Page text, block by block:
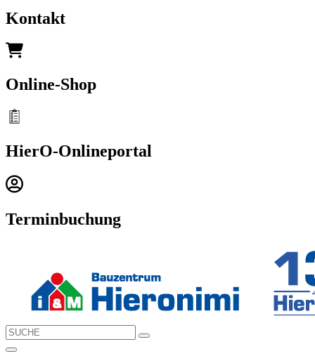
Kontakt
Online-Shop
HierO-Onlineportal
Terminbuchung